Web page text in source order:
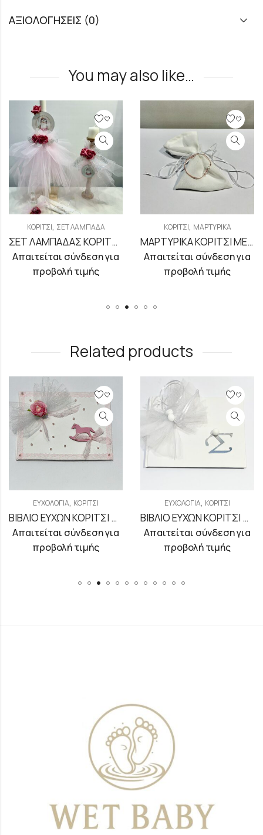
ΑΞΙΟΛΟΓΉΣΕΙΣ (0)
You may also like…
ΚΟΡΊΤΣΙ, ΣΕΤ ΛΑΜΠΆΔΑ
ΣΕΤ ΛΑΜΠΑΔΑΣ ΚΟΡΙΤΣΙ ΜΕ ΘΕΜΑ ΠΙΓΚΟΥΙΝΟ
Απαιτείται σύνδεση για
προβολή τιμής
ΚΟΡΊΤΣΙ, ΜΑΡΤΥΡΙΚΆ
ΜΑΡΤΥΡΙΚΑ ΚΟΡΙΤΣΙ ΜΕ ΑΣΗΜΙ ΣΤΑΥΡΟ
Απαιτείται σύνδεση για
προβολή τιμής
Related products
ΕΥΧΟΛΌΓΙΑ, ΚΟΡΊΤΣΙ
ΒΙΒΛΙΟ ΕΥΧΩΝ ΚΟΡΙΤΣΙ ΜΕ ΘΕΜΑ ΚΟΥΝΙΣΤΟ ΑΛΟΓΑΚΙ
Απαιτείται σύνδεση για
προβολή τιμής
ΕΥΧΟΛΌΓΙΑ, ΚΟΡΊΤΣΙ
ΒΙΒΛΙΟ ΕΥΧΩΝ ΚΟΡΙΤΣΙ ΜΕ ΜΟΝΟΓΡΑΜΜΑ
Απαιτείται σύνδεση για
προβολή τιμής